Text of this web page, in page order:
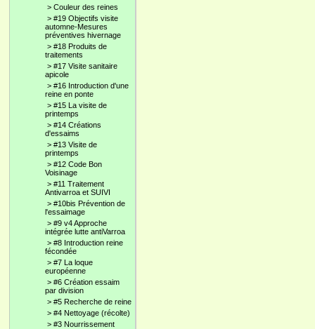
> Couleur des reines
> #19 Objectifs visite
automne-Mesures
préventives hivernage
> #18 Produits de
traitements
> #17 Visite sanitaire
apicole
> #16 Introduction d'une
reine en ponte
> #15 La visite de
printemps
> #14 Créations
d'essaims
> #13 Visite de
printemps
> #12 Code Bon
Voisinage
> #11 Traitement
Antivarroa et SUIVI
> #10bis Prévention de
l'essaimage
> #9 v4 Approche
intégrée lutte antiVarroa
> #8 Introduction reine
fécondée
> #7 La loque
européenne
> #6 Création essaim
par division
> #5 Recherche de reine
> #4 Nettoyage (récolte)
> #3 Nourrissement